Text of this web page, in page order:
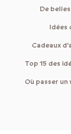
De
Idées
Cadeaux
Top 15 des
Où passer